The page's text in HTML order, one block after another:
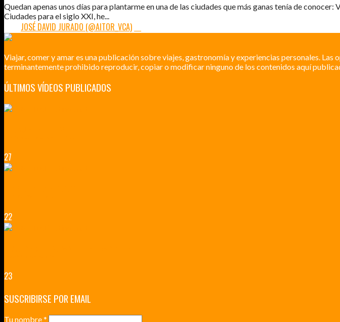
Quedan apenas unos días para plantarme en una de las ciudades que más ganas tenía de
Ciudades para el siglo XXI, he...
JOSÉ DAVID JURADO (@AITOR_VCA)
Viajar, comer y amar es una publicación sobre viajes, gastronomía y experiencias personales.
terminantemente prohibido reproducir, copiar o modificar ninguno de los contenidos aquí
ÚLTIMOS VÍDEOS PUBLICADOS
27
22
23
SUSCRIBIRSE POR EMAIL
Tu nombre*